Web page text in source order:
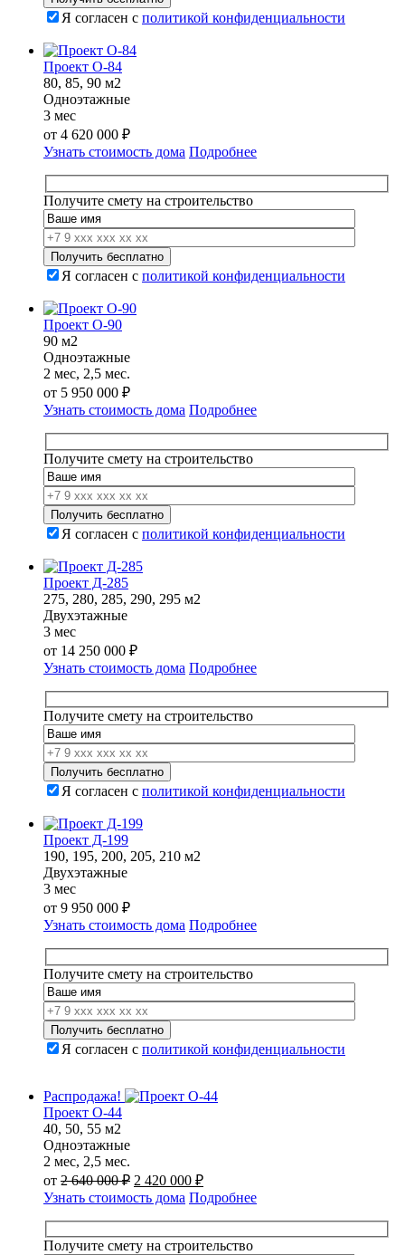
Я согласен с политикой конфиденциальности
Проект О-84
80, 85, 90 м2
Одноэтажные
3 мес
от 4 620 000 ₽
Узнать стоимость дома Подробнее
Получите смету на строительство
Я согласен с политикой конфиденциальности
Проект О-90
90 м2
Одноэтажные
2 мес, 2,5 мес.
от 5 950 000 ₽
Узнать стоимость дома Подробнее
Получите смету на строительство
Я согласен с политикой конфиденциальности
Проект Д-285
275, 280, 285, 290, 295 м2
Двухэтажные
3 мес
от 14 250 000 ₽
Узнать стоимость дома Подробнее
Получите смету на строительство
Я согласен с политикой конфиденциальности
Проект Д-199
190, 195, 200, 205, 210 м2
Двухэтажные
3 мес
от 9 950 000 ₽
Узнать стоимость дома Подробнее
Получите смету на строительство
Я согласен с политикой конфиденциальности
Распродажа!
Проект О-44
40, 50, 55 м2
Одноэтажные
2 мес, 2,5 мес.
от 2 640 000₽ Первоначальная
цена
составляла
2
640
2 420 000 ₽Текущая
цена:
2
420
000 ₽.
Узнать стоимость дома Подробнее
Получите смету на строительство